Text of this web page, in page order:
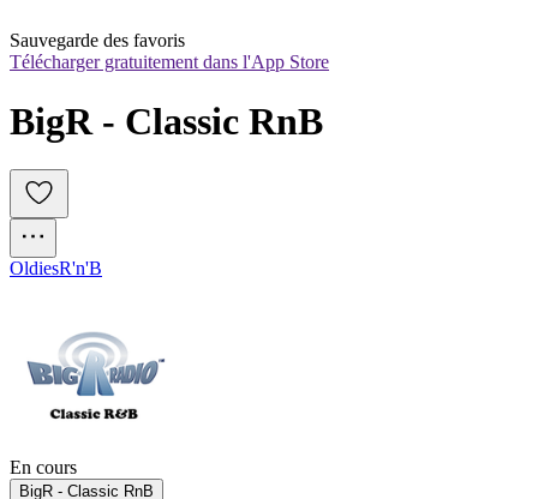
Sauvegarde des favoris
Télécharger gratuitement dans l'App Store
BigR - Classic RnB
OldiesR'n'B
En cours
BigR - Classic RnB